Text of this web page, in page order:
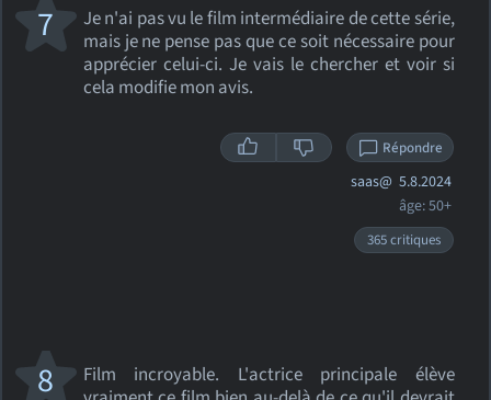
Je n'ai pas vu le film intermédiaire de cette série,
mais je ne pense pas que ce soit nécessaire pour
apprécier celui-ci. Je vais le chercher et voir si
cela modifie mon avis.
7
Répondre
saas@ 5.8.2024
âge: 50+
365 critiques
Film incroyable. L'actrice principale élève
8